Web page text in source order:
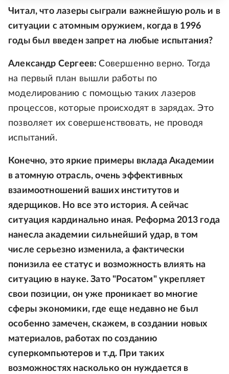
Читал, что лазеры сыграли важнейшую роль и в
ситуации с атомным оружием, когда в 1996
годы был введен запрет на любые испытания?
Александр Сергеев:Совершенно верно. Тогда
на первый план вышли работы по
моделированию с помощью таких лазеров
процессов, которые происходят в зарядах. Это
позволяет их совершенствовать, не проводя
испытаний.
Конечно, это яркие примеры вклада Академии
в атомную отрасль, очень эффективных
взаимоотношений ваших институтов и
ядерщиков. Но все это история. А сейчас
ситуация кардинально иная. Реформа 2013 года
нанесла академии сильнейший удар, в том
числе серьезно изменила, а фактически
понизила ее статус и возможность влиять на
ситуацию в науке. Зато "Росатом" укрепляет
свои позиции, он уже проникает во многие
сферы экономики, где еще недавно не был
особенно замечен, скажем, в создании новых
материалов, работах по созданию
суперкомпьютеров и т.д. При таких
возможностях насколько он нуждается в